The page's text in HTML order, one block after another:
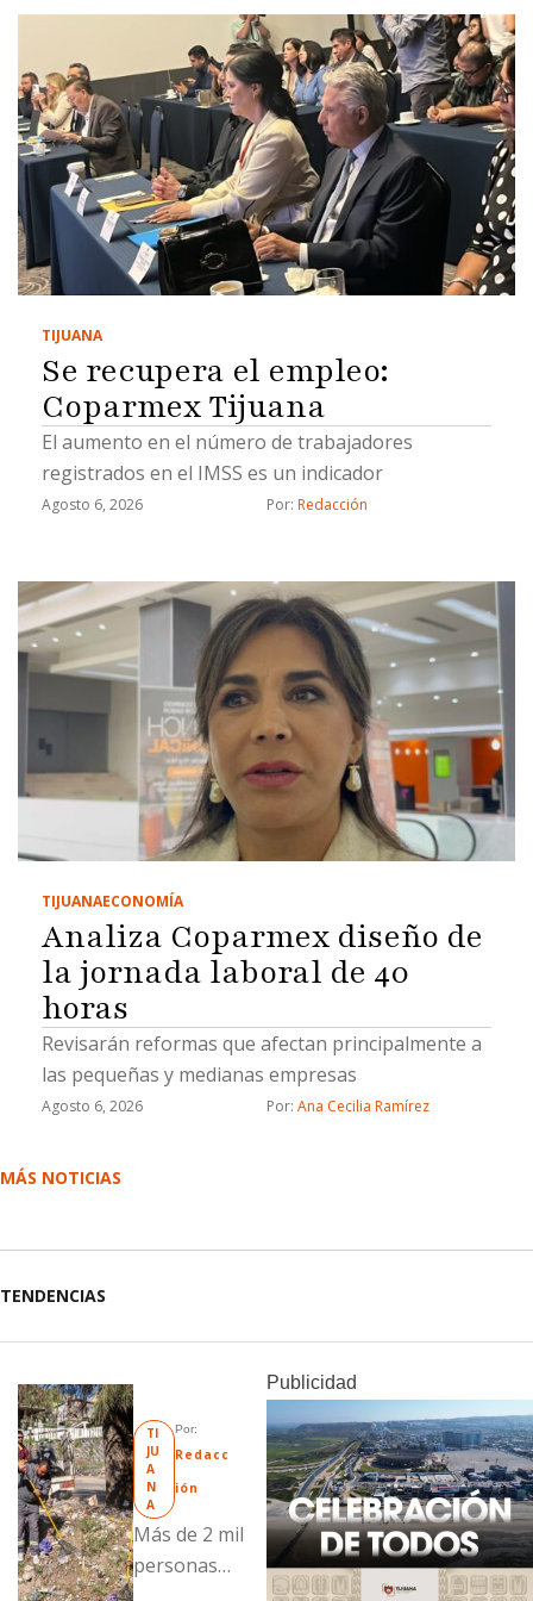
TIJUANA
Se recupera el empleo:
Coparmex Tijuana
El aumento en el número de trabajadores
registrados en el IMSS es un indicador
Agosto 6, 2026 Por: Redacción
TIJUANAECONOMÍA
Analiza Coparmex diseño de
la jornada laboral de 40
horas
Revisarán reformas que afectan principalmente a
las pequeñas y medianas empresas
Agosto 6, 2026 Por: Ana Cecilia Ramírez
MÁS NOTICIAS
TENDENCIAS
TI
JU
A
N
A
Por:
Redacc
ión
Más de 2 mil
personas
Publicidad